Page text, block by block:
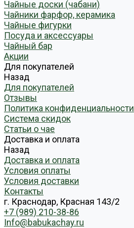
Чайные доски (чабани)
Чайники фарфор, керамика
Чайные фигурки
Посуда и аксессуары
Чайный бар
Акции
Для покупателей
Назад
Для покупателей
Отзывы
Политика конфиденциальности
Система скидок
Статьи о чае
Доставка и оплата
Назад
Доставка и оплата
Условия оплаты
Условия доставки
Контакты
г. Краснодар, Красная 143/2
+7 (989) 210-38-86
Info@babukachay.ru